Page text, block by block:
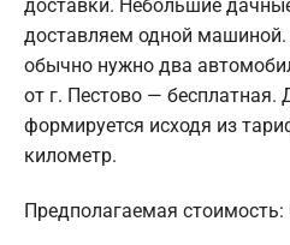
доставки. Небольшие
доставляем одной
обычно нужно два
от г. Пестово — бесплатная.
формируется исходя из
километр.
Предполагаемая стоимость: